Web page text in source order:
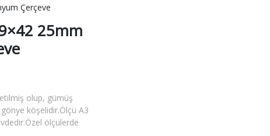
Çerçeve
25mm
olup, gümüş
gönye köşelidir.Ölçü A3
ölçülerde